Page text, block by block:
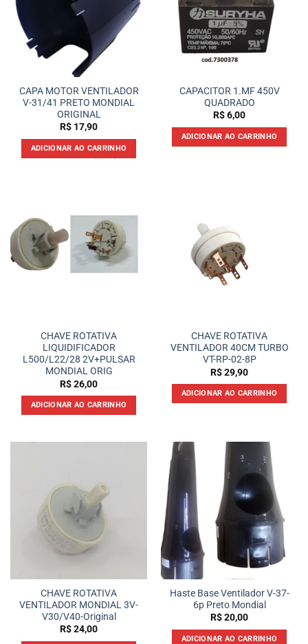
CAPA MOTOR VENTILADOR
V-31/41 PRETO MONDIAL
ORIGINAL
R$ 17,90
ADICIONAR AO CARRINHO
CAPACITOR 1.MF 450V
QUADRADO
R$6,00
ADICIONAR AO CARRINHO
CHAVE ROTATIVA
LIQUIDIFICADOR
L500/L22/28 2V+PULSAR
MONDIAL ORIG
R$26,00
ADICIONAR AO CARRINHO
CHAVE ROTATIVA
VENTILADOR 40CM TURBO
VT-RP-02-8P
R$29,90
ADICIONAR AO CARRINHO
CHAVE ROTATIVA
VENTILADOR MONDIAL 3V-
V30/V40-Original
R$24,00
Haste Base Ventilador V-37-
6p Preto Mondial
R$20,00
ADICIONAR AO CARRINHO